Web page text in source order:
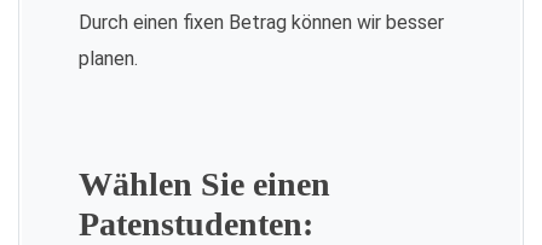
Durch einen fixen Betrag können wir besser
planen.
Wählen Sie einen
Patenstudenten: